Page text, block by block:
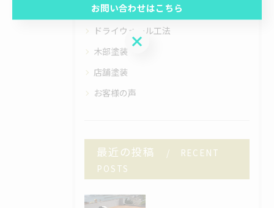
内装塗装
ドライウォール工法
木部塗装
店舗塗装
お客様の声
最近の投稿
RECENT
POSTS
お問い合わせはこちら
お問い合わせはこちら